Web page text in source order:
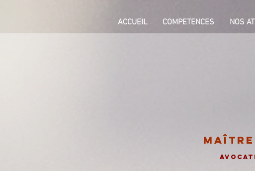
ACCUEIL COMPETENCES NOS
Maître